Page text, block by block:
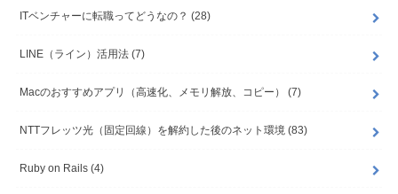
ITベンチャーに転職ってどうなの？ (28)
LINE（ライン）活用法 (7)
Macのおすすめアプリ（高速化、メモリ解放、コピー） (7)
NTTフレッツ光（固定回線）を解約した後のネット環境 (83)
Ruby on Rails (4)